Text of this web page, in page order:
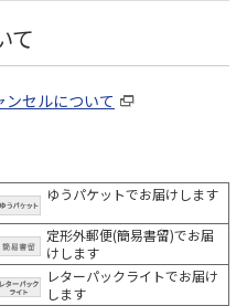
て
ンセルについて
ゆうパケットでお届けします
定形外郵便(簡易書留)でお届
けします
レターパックライトでお届け
します